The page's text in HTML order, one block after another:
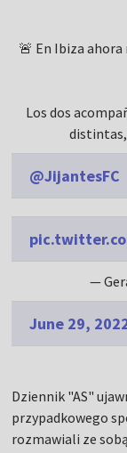
🚨 En Ibiza ahora
Los dos
@JijantesFC
—
June 29,
Dziennik "AS"
przypadkowego
rozmawiali ze